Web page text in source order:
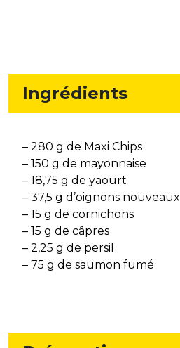
Ingrédients
– 280 g de Maxi Chips
– 150 g de mayonnaise
– 18,75 g de yaourt
– 37,5 g d’oignons nouveaux
– 15 g de cornichons
– 15 g de câpres
– 2,25 g de persil
– 75 g de saumon fumé